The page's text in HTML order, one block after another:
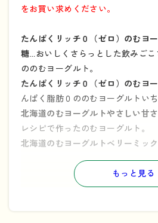
をお買い求めください。
たんぱくリッチ０（ゼロ）のむヨ
糖…おいしくさらっとした飲みご
ののむヨーグルト。
たんぱくリッチ０（ゼロ）のむヨ
んぱく脂肪０ののむヨーグルトい
北海道のむヨーグルトやさしい甘さ
レシピで作ったのむヨーグルト。
北海道のむヨーグルトベリーミッ
ー・ブルーベリーの3種のベリーを
よつ葉 DESSERT YOGHURT DRINK
りなミルキーでやさしい飲みごこ
もっと見る